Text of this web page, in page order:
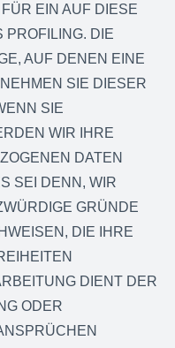
EIN AUF DIESE
PROFILING. DIE
AUF DENEN EINE
SIE DIESER
SIE
WIR IHRE
DATEN
SEI DENN, WIR
GRÜNDE
DIE IHRE
DIENT DER
ODER